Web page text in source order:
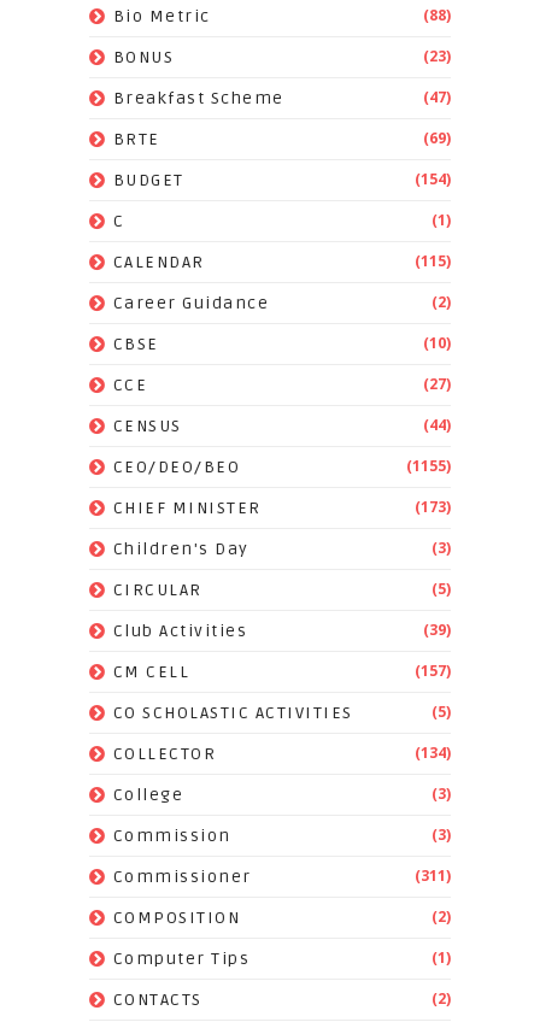
Bio Metric (88)
BONUS (23)
Breakfast Scheme (47)
BRTE (69)
BUDGET (154)
C (1)
CALENDAR (115)
Career Guidance (2)
CBSE (10)
CCE (27)
CENSUS (44)
CEO/DEO/BEO (1155)
CHIEF MINISTER (173)
Children's Day (3)
CIRCULAR (5)
Club Activities (39)
CM CELL (157)
CO SCHOLASTIC ACTIVITIES (5)
COLLECTOR (134)
College (3)
Commission (3)
Commissioner (311)
COMPOSITION (2)
Computer Tips (1)
CONTACTS (2)